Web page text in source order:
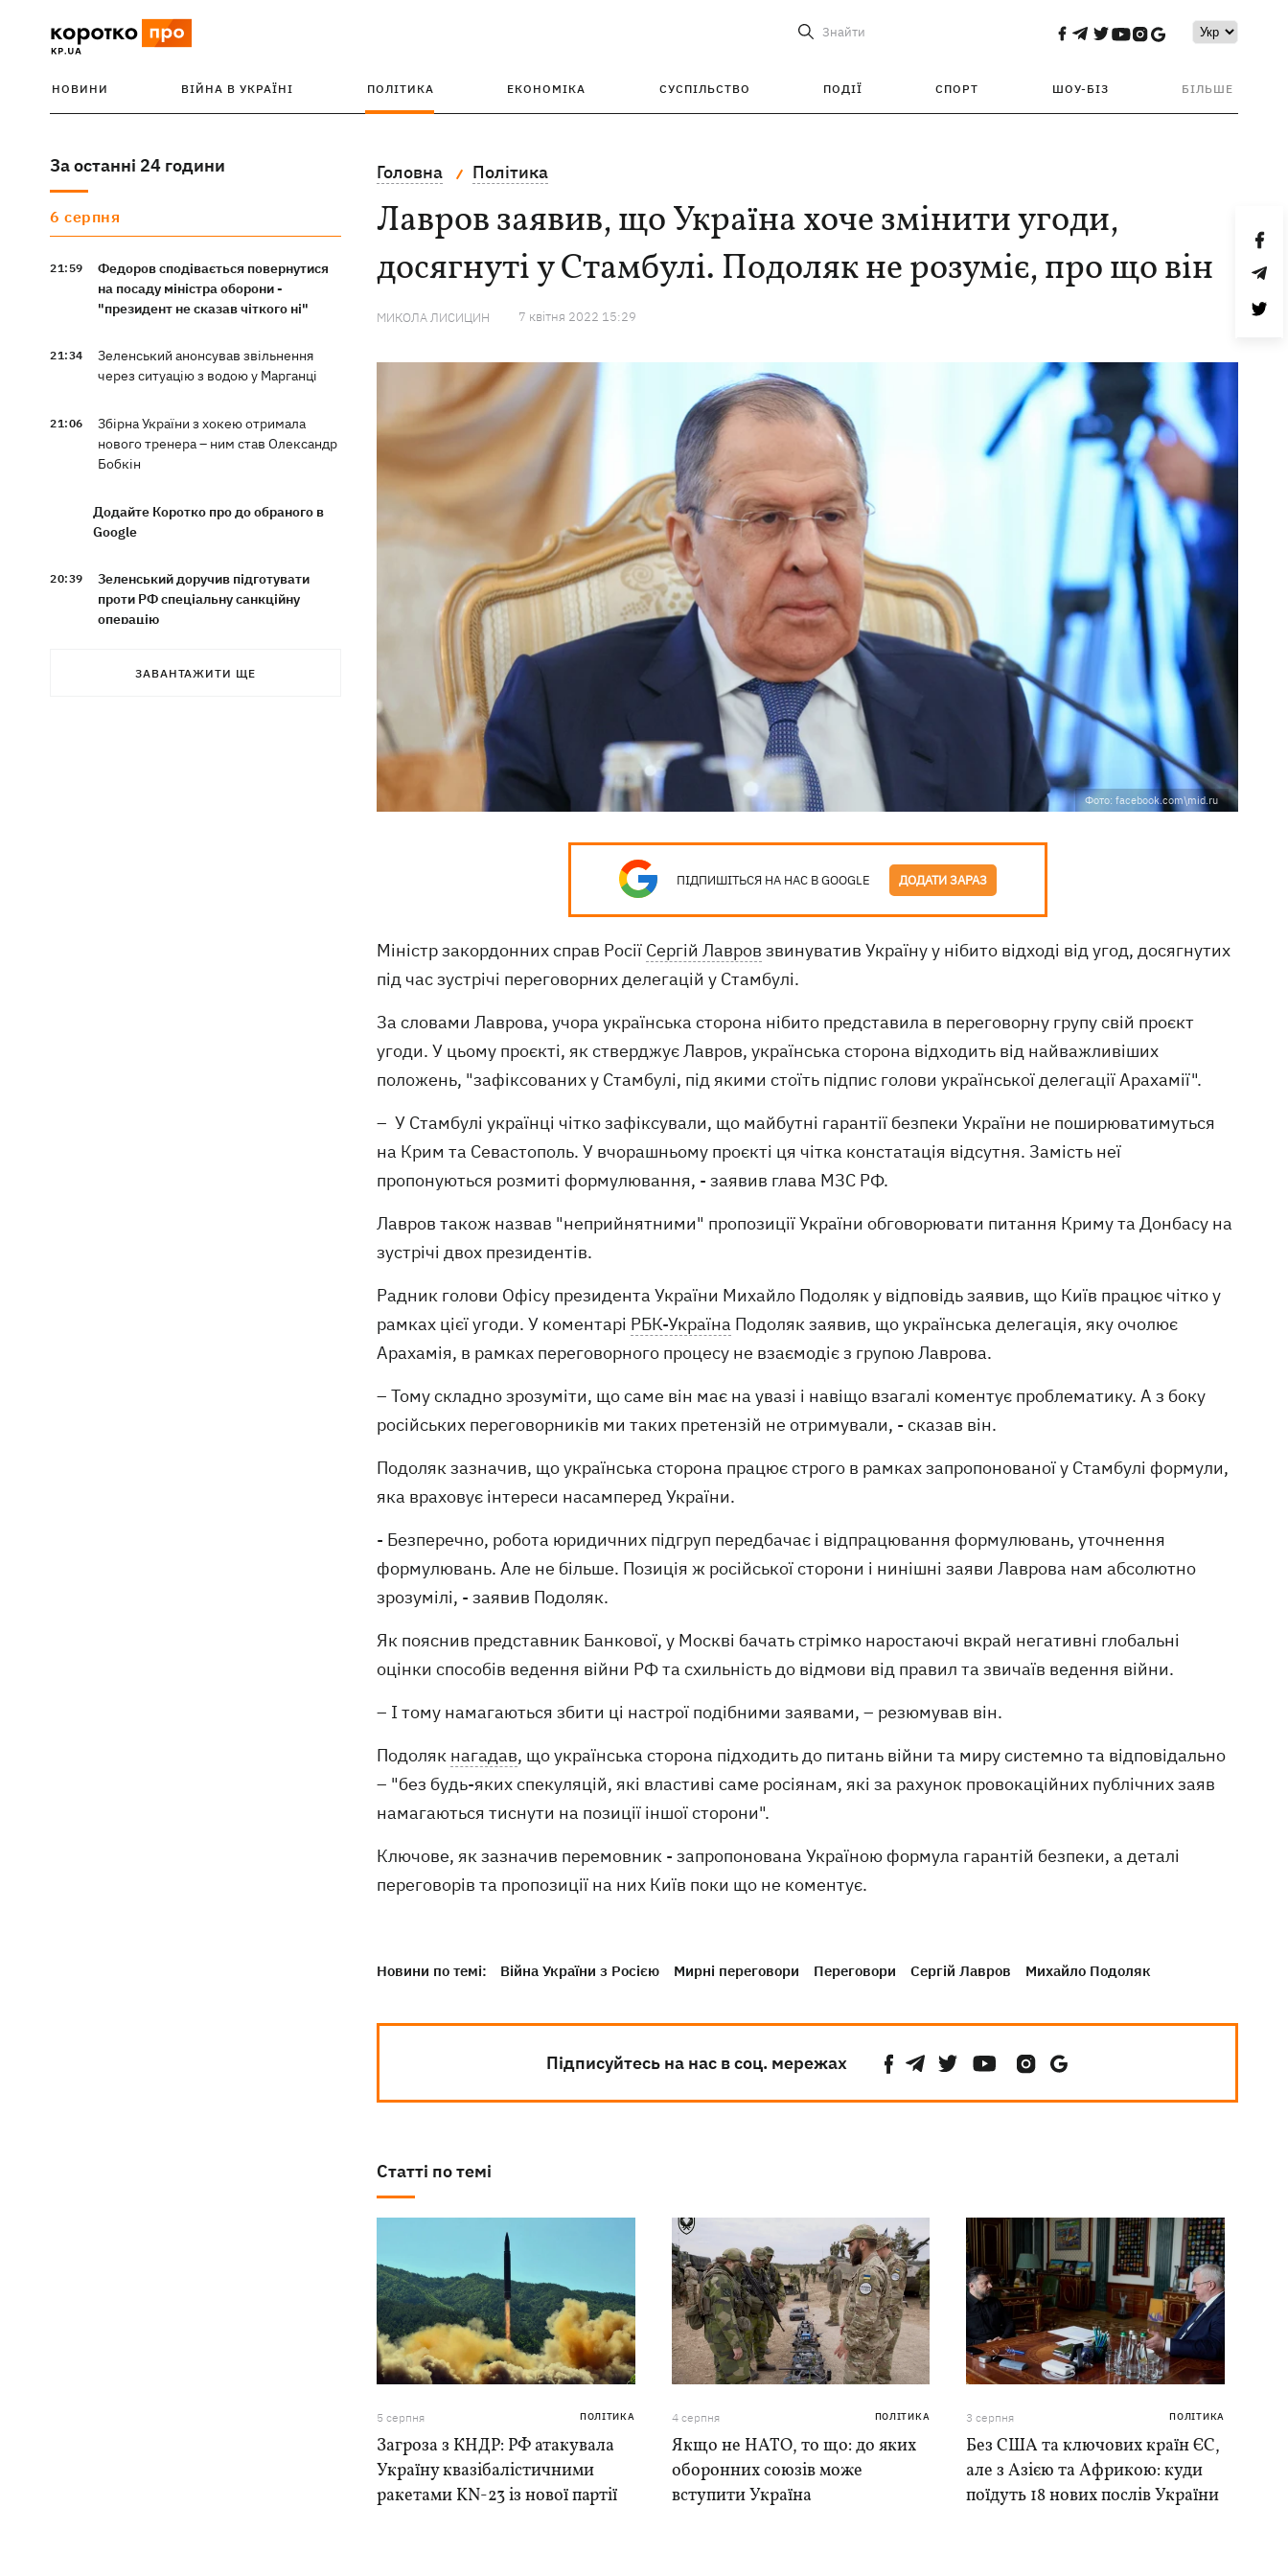
Знайти
НОВИНИ ВІЙНА В УКРАЇНІ ПОЛІТИКА ЕКОНОМІКА СУСПІЛЬСТВО ПОДІЇ СПОРТ ШОУ-БІЗ БІЛЬШЕ
За останні 24 години
6 серпня
21:59
Федоров сподівається повернутися
на посаду міністра оборони -
"президент не сказав чіткого ні"
21:34
Зеленський анонсував звільнення
через ситуацію з водою у Марганці
21:06
Збірна України з хокею отримала
нового тренера – ним став Олександр
Бобкін
Додайте Коротко про до обраного в
Google
20:39
Зеленський доручив підготувати
проти РФ спеціальну санкційну
операцію
Дрони СБУ вразили два кораблі ФСБ
ЗАВАНТАЖИТИ ЩЕ
Головна Політика
Лавров заявив, що Україна хоче змінити угоди,
досягнуті у Стамбулі. Подоляк не розуміє, про що він
МИКОЛА ЛИСИЦИН 7 квiтня 2022 15:29
Фото: facebook.com\mid.ru
ПІДПИШІТЬСЯ НА НАС В GOOGLE ДОДАТИ ЗАРАЗ
Міністр закордонних справ Росії Сергій Лавров звинуватив Україну у нібито відході від угод, досягнутих
під час зустрічі переговорних делегацій у Стамбулі.
За словами Лаврова, учора українська сторона нібито представила в переговорну групу свій проєкт
угоди. У цьому проєкті, як стверджує Лавров, українська сторона відходить від найважливіших
положень, "зафіксованих у Стамбулі, під якими стоїть підпис голови української делегації Арахамії".
– У Стамбулі українці чітко зафіксували, що майбутні гарантії безпеки України не поширюватимуться
на Крим та Севастополь. У вчорашньому проєкті ця чітка констатація відсутня. Замість неї
пропонуються розмиті формулювання, - заявив глава МЗС РФ.
Лавров також назвав "неприйнятними" пропозиції України обговорювати питання Криму та Донбасу на
зустрічі двох президентів.
Радник голови Офісу президента України Михайло Подоляк у відповідь заявив, що Київ працює чітко у
рамках цієї угоди. У коментарі РБК-Україна Подоляк заявив, що українська делегація, яку очолює
Арахамія, в рамках переговорного процесу не взаємодіє з групою Лаврова.
– Тому складно зрозуміти, що саме він має на увазі і навіщо взагалі коментує проблематику. А з боку
російських переговорників ми таких претензій не отримували, - сказав він.
Подоляк зазначив, що українська сторона працює строго в рамках запропонованої у Стамбулі формули,
яка враховує інтереси насамперед України.
- Безперечно, робота юридичних підгруп передбачає і відпрацювання формулювань, уточнення
формулювань. Але не більше. Позиція ж російської сторони і нинішні заяви Лаврова нам абсолютно
зрозумілі, - заявив Подоляк.
Як пояснив представник Банкової, у Москві бачать стрімко наростаючі вкрай негативні глобальні
оцінки способів ведення війни РФ та схильність до відмови від правил та звичаїв ведення війни.
– І тому намагаються збити ці настрої подібними заявами, – резюмував він.
Подоляк нагадав, що українська сторона підходить до питань війни та миру системно та відповідально
– "без будь-яких спекуляцій, які властиві саме росіянам, які за рахунок провокаційних публічних заяв
намагаються тиснути на позиції іншої сторони".
Ключове, як зазначив перемовник - запропонована Україною формула гарантій безпеки, а деталі
переговорів та пропозиції на них Київ поки що не коментує.
Новини по темі: Війна України з Росією Мирні переговори Переговори Сергій Лавров Михайло Подоляк
Підписуйтесь на нас в соц. мережах
Статті по темі
5 серпня ПОЛІТИКА
Загроза з КНДР: РФ атакувала
Україну квазібалістичними
ракетами KN-23 із нової партії
4 серпня ПОЛІТИКА
Якщо не НАТО, то що: до яких
оборонних союзів може
вступити Україна
3 серпня ПОЛІТИКА
Без США та ключових країн ЄС,
але з Азією та Африкою: куди
поїдуть 18 нових послів України